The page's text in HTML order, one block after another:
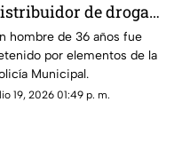
de droga
operativo en la
Sierra Azul
hombre de 36 años fue
por elementos de la
Municipal.
19, 2026 01:49 p. m.